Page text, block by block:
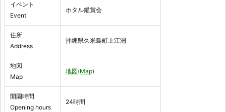
イベント
Event
ホタル鑑賞会
住所
Address
沖縄県久米島町上江洲
地図
Map
地図(Map)
開園時間
Opening hours
24時間